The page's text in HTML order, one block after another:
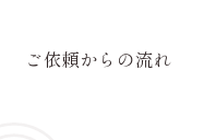
ご依頼からの流れ